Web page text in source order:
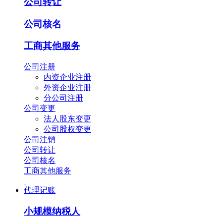
公司核名
工商其他服务
公司注册
内资企业注册
外资企业注册
分公司注册
公司变更
法人股东变更
公司股权变更
公司注销
公司转让
公司核名
工商其他服务
代理记账
小规模纳税人